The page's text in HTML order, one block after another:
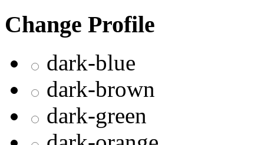
Change Profile
dark-blue
dark-brown
dark-green